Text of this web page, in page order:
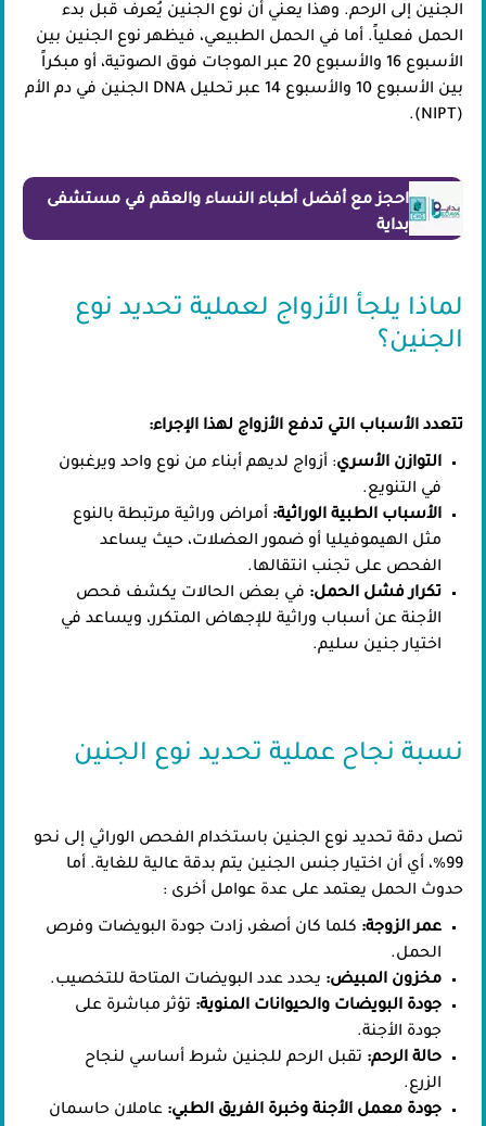
الجنين إلى الرحم. وهذا يعني أن نوع الجنين يُعرف قبل بدء
الحمل فعلياً. أما في الحمل الطبيعي، فيظهر نوع الجنين بين
الأسبوع 16 والأسبوع 20 عبر الموجات فوق الصوتية، أو مبكراً
بين الأسبوع 10 والأسبوع 14 عبر تحليل DNA الجنين في دم الأم
(NIPT).
احجز مع أفضل أطباء النساء والعقم في مستشفى
بداية
لماذا يلجأ الأزواج لعملية تحديد نوع
الجنين؟
تتعدد الأسباب التي تدفع الأزواج لهذا الإجراء:
التوازن الأسري: أزواج لديهم أبناء من نوع واحد ويرغبون
في التنويع.
الأسباب الطبية الوراثية: أمراض وراثية مرتبطة بالنوع
مثل الهيموفيليا أو ضمور العضلات، حيث يساعد
الفحص على تجنب انتقالها.
تكرار فشل الحمل: في بعض الحالات يكشف فحص
الأجنة عن أسباب وراثية للإجهاض المتكرر، ويساعد في
اختيار جنين سليم.
نسبة نجاح عملية تحديد نوع الجنين
تصل دقة تحديد نوع الجنين باستخدام الفحص الوراثي إلى نحو
99%، أي أن اختيار جنس الجنين يتم بدقة عالية للغاية. أما
حدوث الحمل يعتمد على عدة عوامل أخرى :
عمر الزوجة: كلما كان أصغر، زادت جودة البويضات وفرص
الحمل.
مخزون المبيض: يحدد عدد البويضات المتاحة للتخصيب.
جودة البويضات والحيوانات المنوية: تؤثر مباشرة على
جودة الأجنة.
حالة الرحم: تقبل الرحم للجنين شرط أساسي لنجاح
الزرع.
جودة معمل الأجنة وخبرة الفريق الطبي: عاملان حاسمان